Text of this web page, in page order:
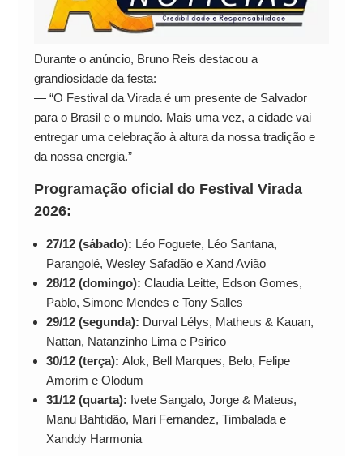
Durante o anúncio, Bruno Reis destacou a
grandiosidade da festa:
— “O Festival da Virada é um presente de Salvador
para o Brasil e o mundo. Mais uma vez, a cidade vai
entregar uma celebração à altura da nossa tradição e
da nossa energia.”
Programação oficial do Festival Virada
2026:
27/12 (sábado): Léo Foguete, Léo Santana,
Parangolé, Wesley Safadão e Xand Avião
28/12 (domingo): Claudia Leitte, Edson Gomes,
Pablo, Simone Mendes e Tony Salles
29/12 (segunda): Durval Lélys, Matheus & Kauan,
Nattan, Natanzinho Lima e Psirico
30/12 (terça): Alok, Bell Marques, Belo, Felipe
Amorim e Olodum
31/12 (quarta): Ivete Sangalo, Jorge & Mateus,
Manu Bahtidão, Mari Fernandez, Timbalada e
Xanddy Harmonia